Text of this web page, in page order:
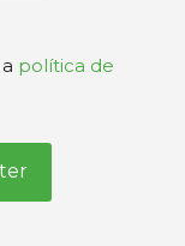
política de